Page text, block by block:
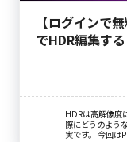
【ログインで
でHDR編集す
HDRは高解像度
際にどうのよう
実です。 今回